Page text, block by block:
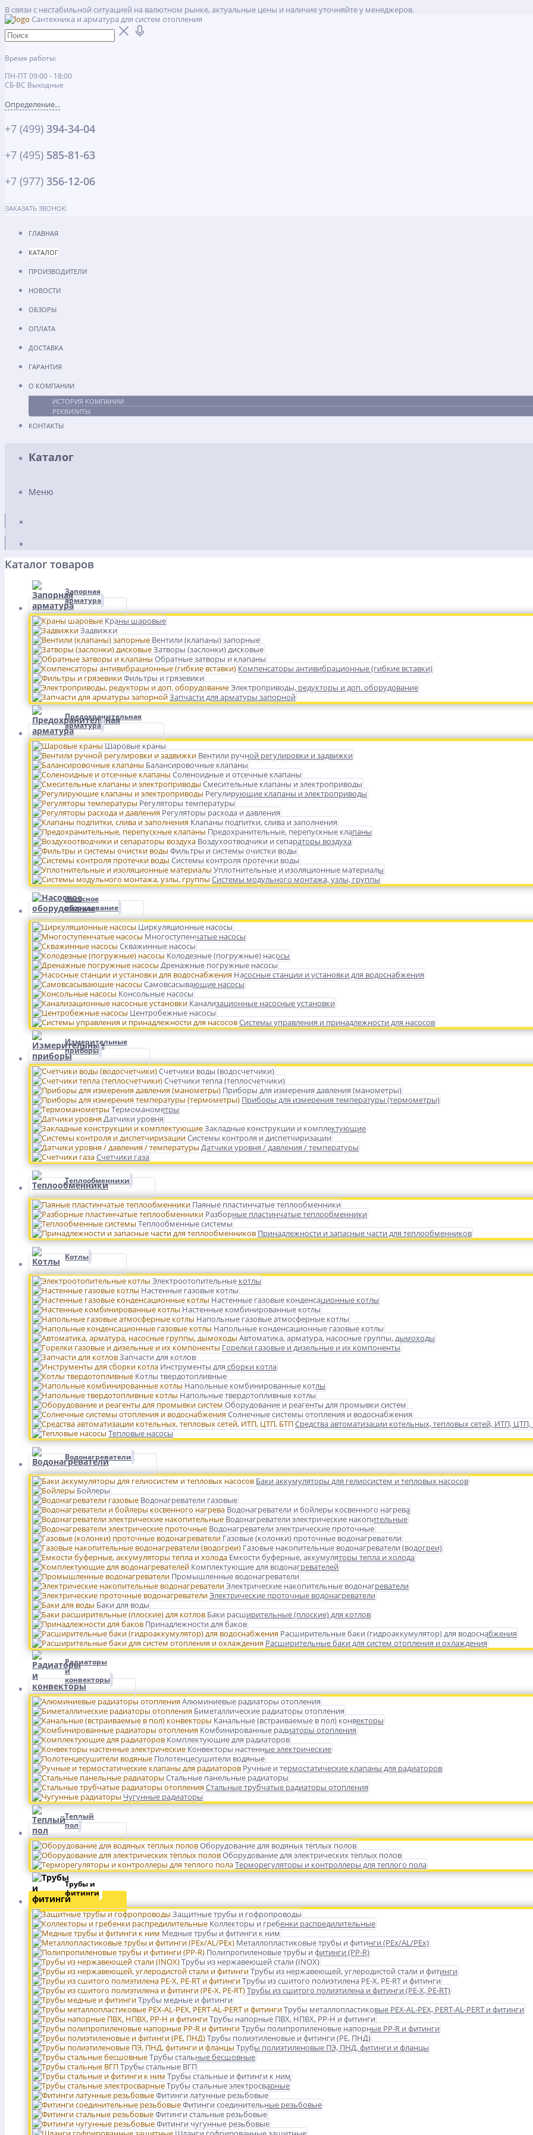
В связи с нестабильной ситуацией на валютном рынке, актуальные цены и наличие уточняйте у менеджеров.
Сантехника и арматура для систем отопления
Время работы:
ПН-ПТ 09:00 - 18:00
СБ-ВС Выходные
Определение...
+7 (499) 394-34-04
+7 (495) 585-81-63
+7 (977) 356-12-06
ЗАКАЗАТЬ ЗВОНОК
ГЛАВНАЯ
КАТАЛОГ
ПРОИЗВОДИТЕЛИ
НОВОСТИ
ОБЗОРЫ
ОПЛАТА
ДОСТАВКА
ГАРАНТИЯ
О КОМПАНИИ
ИСТОРИЯ КОМПАНИИ
РЕКВИЗИТЫ
КОНТАКТЫ
Каталог
Меню
Каталог товаров
Запорная
арматура
Краны шаровые
Задвижки
Вентили (клапаны) запорные
Затворы (заслонки) дисковые
Обратные затворы и клапаны
Компенсаторы антивибрационные (гибкие вставки)
Фильтры и грязевики
Электроприводы, редукторы и доп. оборудование
Запчасти для арматуры запорной
Предохранительная
арматура
Шаровые краны
Вентили ручной регулировки и задвижки
Балансировочные клапаны
Соленоидные и отсечные клапаны
Смесительные клапаны и электроприводы
Регулирующие клапаны и электроприводы
Регуляторы температуры
Регуляторы расхода и давления
Клапаны подпитки, слива и заполнения
Предохранительные, перепускные клапаны
Воздухоотводчики и сепараторы воздуха
Фильтры и системы очистки воды
Системы контроля протечки воды
Уплотнительные и изоляционные материалы
Системы модульного монтажа, узлы, группы
Насосное
оборудование
Циркуляционные насосы
Многоступенчатые насосы
Скважинные насосы
Колодезные (погружные) насосы
Дренажные погружные насосы
Насосные станции и установки для водоснабжения
Самовсасывающие насосы
Консольные насосы
Канализационные насосные установки
Центробежные насосы
Системы управления и принадлежности для насосов
Измерительные
приборы
Счетчики воды (водосчетчики)
Счетчики тепла (теплосчетчики)
Приборы для измерения давления (манометры)
Приборы для измерения температуры (термометры)
Термоманометры
Датчики уровня
Закладные конструкции и комплектующие
Системы контроля и диспетчиризации
Датчики уровня / давления / температуры
Счетчики газа
Теплообменники
Паяные пластинчатые теплообменники
Разборные пластинчатые теплообменники
Теплообменные системы
Принадлежности и запасные части для теплообменников
Котлы
Электроотопительные котлы
Настенные газовые котлы
Настенные газовые конденсационные котлы
Настенные комбинированные котлы
Напольные газовые атмосферные котлы
Напольные конденсационные газовые котлы
Автоматика, арматура, насосные группы, дымоходы
Горелки газовые и дизельные и их компоненты
Запчасти для котлов
Инструменты для сборки котла
Котлы твердотопливные
Напольные комбинированные котлы
Напольные твердотопливные котлы
Оборудование и реагенты для промывки систем
Солнечные системы отопления и водоснабжения
Средства автоматизации котельных, тепловых сетей, ИТП,
Тепловые насосы
Водонагреватели
Баки аккумуляторы для гелиосистем и тепловых насосов
Бойлеры
Водонагреватели газовые
Водонагреватели и бойлеры косвенного нагрева
Водонагреватели электрические накопительные
Водонагреватели электрические проточные
Газовые (колонки) проточные водонагреватели
Газовые накопительные водонагреватели (водогреи)
Емкости буферные, аккумуляторы тепла и холода
Комплектующие для водонагревателей
Промышленные водонагреватели
Электрические накопительные водонагреватели
Электрические проточные водонагреватели
Баки для воды
Баки расширительные (плоские) для котлов
Принадлежности для баков
Расширительные баки (гидроаккумулятор) для водоснабжения
Расширительные баки для систем отопления и охлаждения
Радиаторы
и
конвекторы
Алюминиевые радиаторы отопления
Биметаллические радиаторы отопления
Канальные (встраиваемые в пол) конвекторы
Комбинированные радиаторы отопления
Комплектующие для радиаторов
Конвекторы настенные электрические
Полотенцесушители водяные
Ручные и термостатические клапаны для радиаторов
Стальные панельные радиаторы
Стальные трубчатые радиаторы отопления
Чугунные радиаторы
Теплый
пол
Оборудование для водяных тёплых полов
Оборудование для электрических тёплых полов
Терморегуляторы и контроллеры для теплого пола
Трубы и
фитинги
Защитные трубы и гофропроводы
Коллекторы и гребенки распредилительные
Медные трубы и фитинги к ним
Металлопластиковые трубы и фитинги (PEx/AL/PEx)
Полипропиленовые трубы и фитинги (PP-R)
Трубы из нержавеющей стали (INOX)
Трубы из нержавеющей, углеродистой стали и фитинги
Трубы из сшитого полиэтилена PE-X, PE-RT и фитинги
Трубы из сшитого полиэтилена и фитинги (PE-X, PE-RT)
Трубы медные и фитинги
Трубы металлопластиковые PEX-AL-PEX, PERT-AL-PERT и фитинги
Трубы напорные ПВХ, НПВХ, PP-H и фитинги
Трубы полипропиленовые напорные PP-R и фитинги
Трубы полиэтиленовые и фитинги (PE, ПНД)
Трубы полиэтиленовые ПЭ, ПНД, фитинги и фланцы
Трубы стальные бесшовные
Трубы стальные ВГП
Трубы стальные и фитинги к ним
Трубы стальные электросварные
Фитинги латунные резьбовые
Фитинги соединительные резьбовые
Фитинги стальные резьбовые
Фитинги чугунные резьбовые